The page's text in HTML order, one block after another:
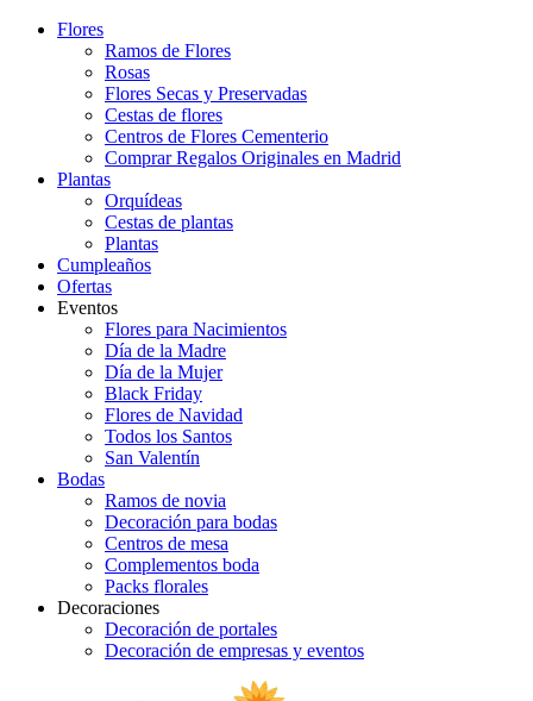
Flores
Ramos de Flores
Rosas
Flores Secas y Preservadas
Cestas de flores
Centros de Flores Cementerio
Comprar Regalos Originales en Madrid
Plantas
Orquídeas
Cestas de plantas
Plantas
Cumpleaños
Ofertas
Eventos
Flores para Nacimientos
Día de la Madre
Día de la Mujer
Black Friday
Flores de Navidad
Todos los Santos
San Valentín
Bodas
Ramos de novia
Decoración para bodas
Centros de mesa
Complementos boda
Packs florales
Decoraciones
Decoración de portales
Decoración de empresas y eventos